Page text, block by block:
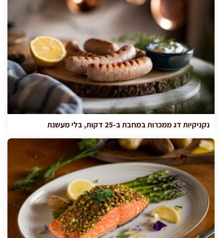
נקניקיות דג ממכרות במחבת ב-25 דקות, בלי מעשנת